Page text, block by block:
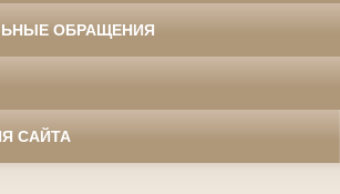
ОБРАЩЕНИЯ
САЙТА